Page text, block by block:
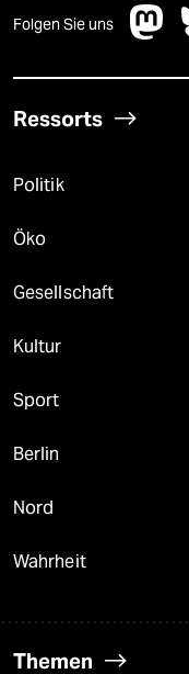
Folgen Sie uns
Ressorts
Politik
Öko
Gesellschaft
Kultur
Sport
Berlin
Nord
Wahrheit
Themen